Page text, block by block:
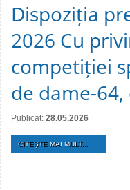
Dispoziția
2026 Cu
competiției
de dame-64,
Publicat: 28.05.2026
CITEŞTE MAI MULT...